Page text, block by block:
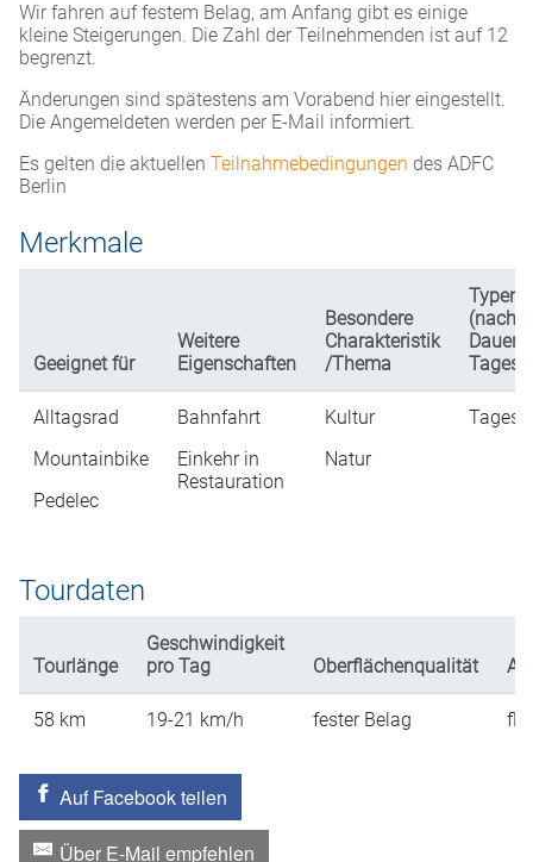
Wir fahren auf festem Belag, am Anfang gibt es einige
kleine Steigerungen. Die Zahl der Teilnehmenden ist auf 12
begrenzt.
Änderungen sind spätestens am Vorabend hier eingestellt.
Die Angemeldeten werden per E-Mail informiert.
Es gelten die aktuellen Teilnahmebedingungen des ADFC
Berlin
Merkmale
Geeignet für
Weitere
Eigenschaften
Besondere
Charakteristik
/Thema
Typen
(nach
Dauer
Alltagsrad
Mountainbike
Pedelec
Bahnfahrt
Einkehr in
Restauration
Kultur
Natur
Tourdaten
Tourlänge
Geschwindigkeit
pro Tag
Oberflächenqualität
58 km 19-21 km/h fester Belag
Auf Facebook teilen
Über E-Mail empfehlen